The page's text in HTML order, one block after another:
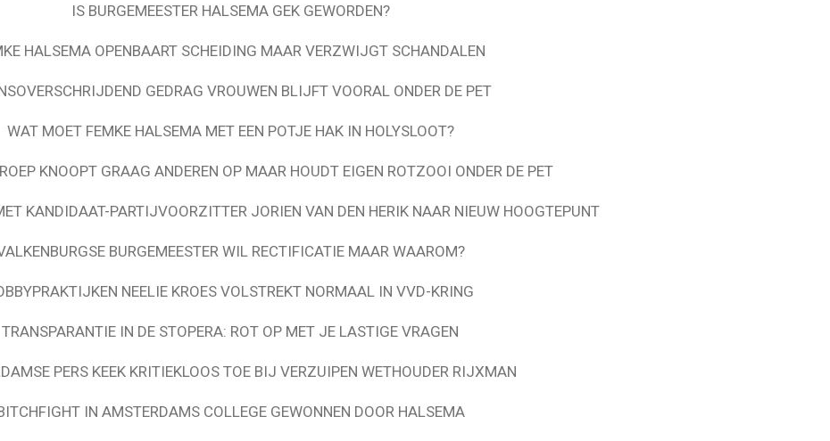
IS BURGEMEESTER HALSEMA GEK GEWORDEN?
HALSEMA OPENBAART SCHEIDING MAAR VERZWIJGT SCHANDALEN
GEDRAG VROUWEN BLIJFT VOORAL ONDER DE PET
WAT MOET FEMKE HALSEMA MET EEN POTJE HAK IN HOLYSLOOT?
KNOOPT GRAAG ANDEREN OP MAAR HOUDT EIGEN ROTZOOI ONDER DE PET
KANDIDAAT-PARTIJVOORZITTER JORIEN VAN DEN HERIK NAAR NIEUW HOOGTEPUNT
BURGEMEESTER WIL RECTIFICATIE MAAR WAAROM?
NEELIE KROES VOLSTREKT NORMAAL IN VVD-KRING
TRANSPARANTIE IN DE STOPERA: ROT OP MET JE LASTIGE VRAGEN
PERS KEEK KRITIEKLOOS TOE BIJ VERZUIPEN WETHOUDER RIJXMAN
IN AMSTERDAMS COLLEGE GEWONNEN DOOR HALSEMA